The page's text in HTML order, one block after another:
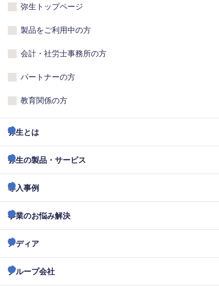
弥生トップページ
製品をご利用中の方
会計・社労士事務所の方
パートナーの方
教育関係の方
弥生とは
弥生の製品・サービス
導入事例
事業のお悩み解決
メディア
グループ会社